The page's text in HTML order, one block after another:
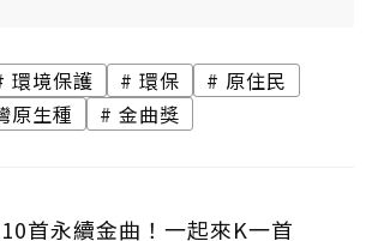
環境保護 環保
原住民
原生種 金曲獎
首永續金曲！一起來K一首